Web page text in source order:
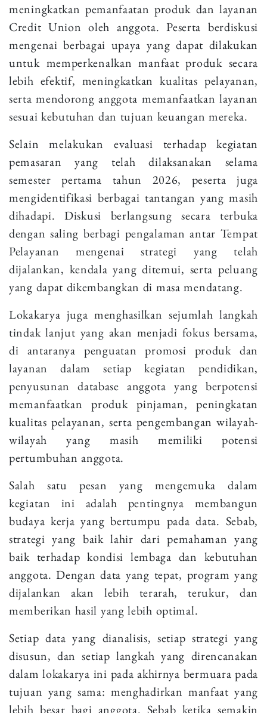
meningkatkan pemanfaatan produk dan layanan
Credit Union oleh anggota. Peserta berdiskusi
mengenai berbagai upaya yang dapat dilakukan
untuk memperkenalkan manfaat produk secara
lebih efektif, meningkatkan kualitas pelayanan,
serta mendorong anggota memanfaatkan layanan
sesuai kebutuhan dan tujuan keuangan mereka.
Selain melakukan evaluasi terhadap kegiatan
pemasaran yang telah dilaksanakan selama
semester pertama tahun 2026, peserta juga
mengidentifikasi berbagai tantangan yang masih
dihadapi. Diskusi berlangsung secara terbuka
dengan saling berbagi pengalaman antar Tempat
Pelayanan mengenai strategi yang telah
dijalankan, kendala yang ditemui, serta peluang
yang dapat dikembangkan di masa mendatang.
Lokakarya juga menghasilkan sejumlah langkah
tindak lanjut yang akan menjadi fokus bersama,
di antaranya penguatan promosi produk dan
layanan dalam setiap kegiatan pendidikan,
penyusunan database anggota yang berpotensi
memanfaatkan produk pinjaman, peningkatan
kualitas pelayanan, serta pengembangan wilayah-
wilayah yang masih memiliki potensi
pertumbuhan anggota.
Salah satu pesan yang mengemuka dalam
kegiatan ini adalah pentingnya membangun
budaya kerja yang bertumpu pada data. Sebab,
strategi yang baik lahir dari pemahaman yang
baik terhadap kondisi lembaga dan kebutuhan
anggota. Dengan data yang tepat, program yang
dijalankan akan lebih terarah, terukur, dan
memberikan hasil yang lebih optimal.
Setiap data yang dianalisis, setiap strategi yang
disusun, dan setiap langkah yang direncanakan
dalam lokakarya ini pada akhirnya bermuara pada
tujuan yang sama: menghadirkan manfaat yang
lebih besar bagi anggota. Sebab ketika semakin